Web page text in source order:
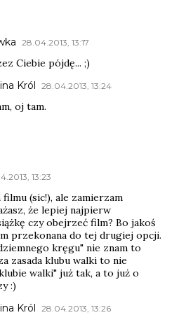
28.04.2013, 13:17
Ciebie pójdę... ;)
Król 28.04.2013, 13:24
oj tam.
13:23
filmu (sic!), ale zamierzam
że lepiej najpierw
czy obejrzeć film? Bo jakoś
przekonana do tej drugiej opcji.
kręgu" nie znam to
zasada klubu walki to nie
walki" już tak, a to już o
:)
Król 28.04.2013, 13:26